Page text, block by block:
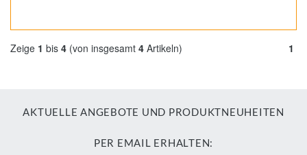
Zeige 1 bis 4 (von insgesamt 4 Artikeln) 1
AKTUELLE ANGEBOTE UND PRODUKTNEUHEITEN
PER EMAIL ERHALTEN: